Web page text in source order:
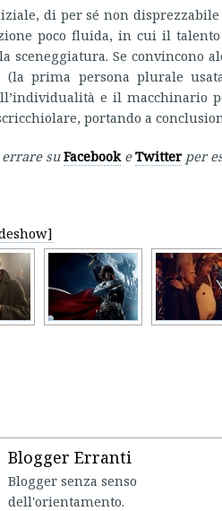
di per sé non
poco fluida, in cui il talento
sceneggiatura. Se convincono
(la prima persona plurale
e il macchinario
portando a
errare suFacebookeTwitter per
Blogger Erranti
Blogger senza senso